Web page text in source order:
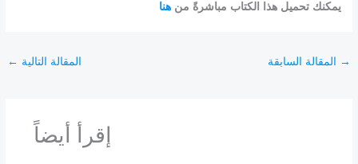
يمكنك تحميل هذا الكتاب مباشرةً منهنا
→ المقالة السابقة المقالة التالية ←
إقرأ أيضاً